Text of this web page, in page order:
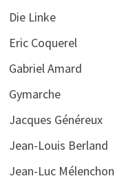
Die Linke
Eric Coquerel
Gabriel Amard
Gymarche
Jacques Généreux
Jean-Louis Berland
Jean-Luc Mélenchon